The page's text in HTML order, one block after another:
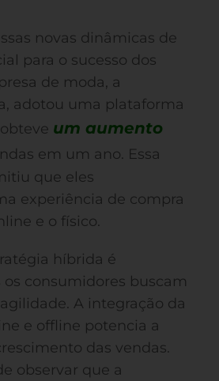
novas dinâmicas de
para o sucesso dos
de moda, a
adotou uma plataforma
um aumento
em um ano. Essa
que eles
experiência de compra
e o físico.
híbrida é
os consumidores buscam
A integração da
e offline potencia a
das vendas.
observar que a